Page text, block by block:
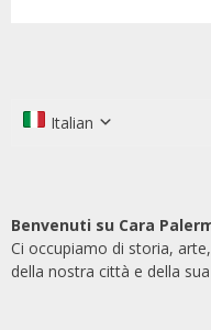
Italian
Benvenuti su Cara
Ci occupiamo di storia,
della nostra città e della